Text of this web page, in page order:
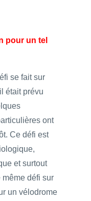
pour un tel
se fait sur
était prévu
ont
Ce défi est
et surtout
même défi sur
un vélodrome